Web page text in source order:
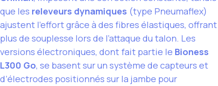
que les releveurs dynamiques (type Pneumaflex)
ajustent l’effort grâce à des fibres élastiques, offrant
plus de souplesse lors de l’attaque du talon. Les
versions électroniques, dont fait partie le Bioness
L300 Go, se basent sur un système de capteurs et
d’électrodes positionnés sur la jambe pour